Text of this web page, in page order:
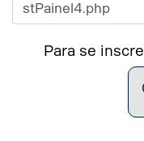
Para se